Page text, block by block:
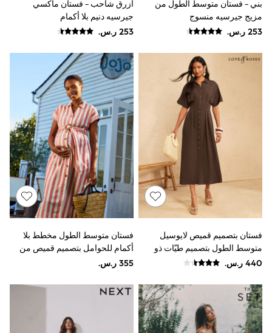
New In
New In from Next
0-2 years
6-8 years
9-11 years
12-14 years
15+ years
All Clothing
Coats & Jackets
Dresses
Holiday Shop
Jeans
Jumpsuits & Playsuits
All Girl's New In
Kid's Top Picks
Top & Bottom Sets
Summer Dresses
Polka Dots
Knitwear
Loungewear
Nightwear & Pyjamas
Pants & Leggings
Schoolwear
Sets & Outfits
Shirts & Blouses
Shorts & Skirts
بني - فستان متوسط الطول من
مزيج جيرسيه منسوج
أزرق شاحب - فستان ماكسي
جيرسيه دنيم بلا أكمام
فستان بتصميم قميص لايوسيل
متوسط الطول بتصميم طيّات ذو
تفصيل خاص من Love & Roses
فستان متوسط الطول مخطط بلا
أكمام للحوامل بتصميم قميص من
JoJo Maman Bébé